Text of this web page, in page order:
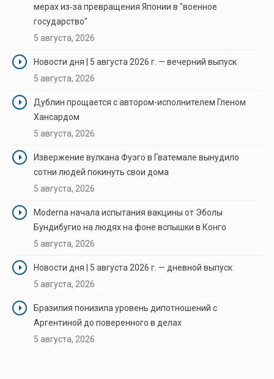
мерах из‑за превращения Японии в "военное
государство"
5 августа, 2026
Новости дня | 5 августа 2026 г. — вечерний выпуск
5 августа, 2026
Дублин прощается с автором-исполнителем Гленом
Хансардом
5 августа, 2026
Извержение вулкана Фуэго в Гватемале вынудило
сотни людей покинуть свои дома
5 августа, 2026
Moderna начала испытания вакцины от Эболы
Бундибугио на людях на фоне вспышки в Конго
5 августа, 2026
Новости дня | 5 августа 2026 г. — дневной выпуск
5 августа, 2026
Бразилия понизила уровень дипотношений с
Аргентиной до поверенного в делах
5 августа, 2026